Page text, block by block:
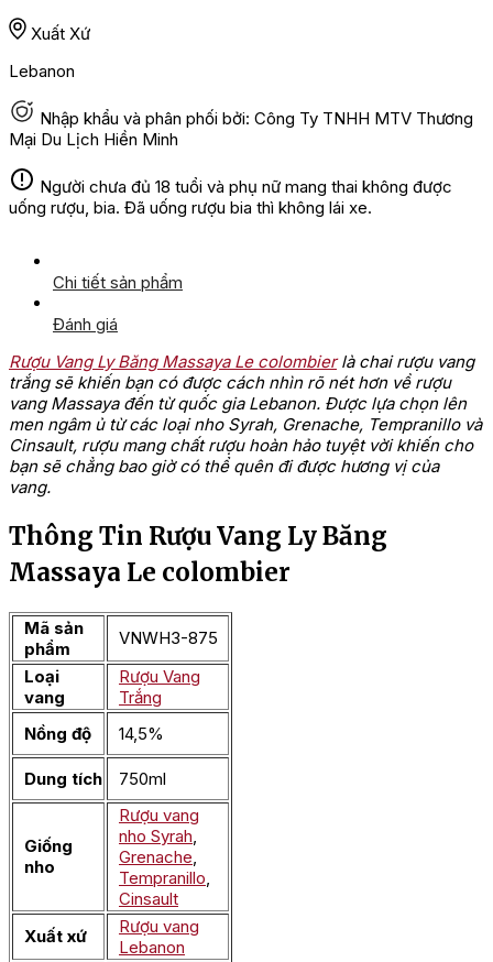
Xuất Xứ
Lebanon
Nhập khẩu và phân phối bởi: Công Ty TNHH MTV Thương
Mại Du Lịch Hiền Minh
Người chưa đủ 18 tuổi và phụ nữ mang thai không được
uống rượu, bia. Đã uống rượu bia thì không lái xe.
Chi tiết sản phẩm
Đánh giá
Rượu Vang Ly Băng Massaya Le colombierlà chai rượu vang
trắng sẽ khiến bạn có được cách nhìn rõ nét hơn về rượu
vang Massaya đến từ quốc gia Lebanon. Được lựa chọn lên
men ngâm ủ từ các loại nho Syrah, Grenache, Tempranillo và
Cinsault, rượu mang chất rượu hoàn hảo tuyệt vời khiến cho
bạn sẽ chẳng bao giờ có thể quên đi được hương vị của
vang.
Thông Tin Rượu Vang Ly Băng
Massaya Le colombier
Mã sản
phẩm
VNWH3-875
Loại
vang
Rượu Vang
Trắng
Nồng độ
14,5%
Dung tích 750ml
Giống
nho
Rượu vang
nho Syrah
Grenache
Tempranillo
Cinsault
Xuất xứ
Rượu vang
Lebanon